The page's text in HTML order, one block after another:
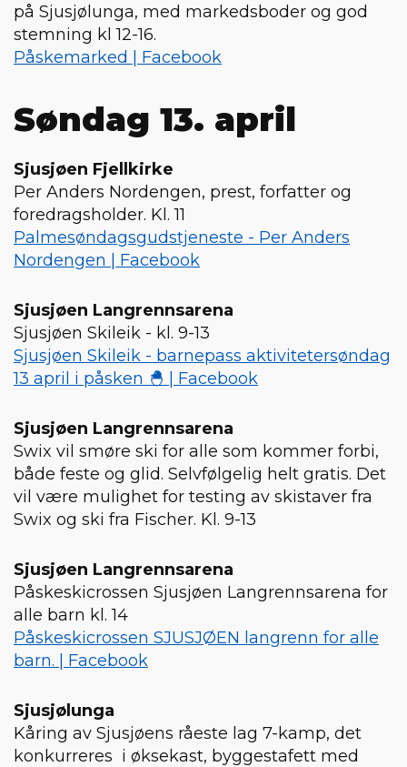
på Sjusjølunga, med markedsboder og god
stemning kl 12-16.
Påskemarked | Facebook
Søndag 13. april
Sjusjøen Fjellkirke
Per Anders Nordengen, prest, forfatter og
foredragsholder. Kl. 11
Palmesøndagsgudstjeneste - Per Anders
Nordengen | Facebook
Sjusjøen Langrennsarena
Sjusjøen Skileik - kl. 9-13
Sjusjøen Skileik - barnepass aktivitetersøndag
13 april i påsken 🐣 | Facebook
Sjusjøen Langrennsarena
Swix vil smøre ski for alle som kommer forbi,
både feste og glid. Selvfølgelig helt gratis. Det
vil være mulighet for testing av skistaver fra
Swix og ski fra Fischer. Kl. 9-13
Sjusjøen Langrennsarena
Påskeskicrossen Sjusjøen Langrennsarena for
alle barn kl. 14
Påskeskicrossen SJUSJØEN langrenn for alle
barn. | Facebook
Sjusjølunga
Kåring av Sjusjøens råeste lag 7-kamp, det
konkurreres i øksekast, byggestafett med